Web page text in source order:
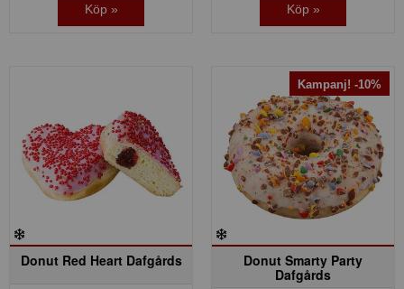
Köp » Köp »
Donut Red Heart Dafgårds
Kampanj! -10%
Donut Smarty Party
Dafgårds